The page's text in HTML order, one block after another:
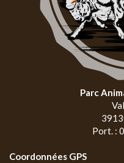
Parc
Port. :
Coordonnées GPS